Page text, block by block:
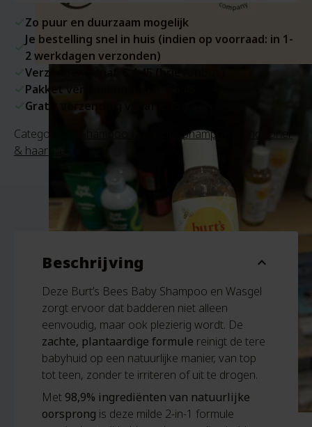
Zo puur en duurzaam mogelijk
Je bestelling snel in huis (indien op voorraad: in 1-
2 werkdagen verzonden)
Verzenden vanaf € 4,45 (brievenbus)
Pakket verzending vanaf € 5,45
Gratis verzending vanaf € 75,-
Categorieën:
Shampoo, conditioner
& haarolie
Beschrijving expand_more
Deze Burt’s Bees Baby Shampoo en Wasgel
zorgt ervoor dat badderen niet alleen
eenvoudig, maar ook plezierig wordt. De
zachte, plantaardige formule reinigt de tere
babyhuid op een natuurlijke manier, van top
tot teen, zonder te irriteren of uit te drogen.
Met 98,9% ingrediënten van natuurlijke
oorsprong is deze milde 2-in-1 formule